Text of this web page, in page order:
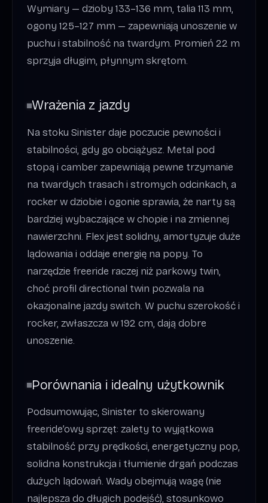
Wymiary — dzioby 133–136 mm, talia 113 mm,
ogony 125–127 mm — zapewniają unoszenie w
puchu i stabilność na twardym. Promień 22 m
sprzyja długim, płynnym skrętom.
Wrażenia z jazdy
Na stoku Sinister daje poczucie pewności i
stabilności, gdy go obciążysz. Metal pod
stopą i camber zapewniają pewne trzymanie
na twardych trasach i stromych odcinkach, a
rocker w dziobie i ogonie sprawia, że narty są
bardziej wybaczające w chopie i na zmiennej
nawierzchni. Flex jest solidny, amortyzuje duże
lądowania i oddaje energię na popy. To
narzędzie freeride raczej niż parkowy twin,
choć profil directional twin pozwala na
okazjonalne jazdy switch. W puchu szerokość i
rocker, zwłaszcza w 192 cm, dają dobre
unoszenie.
Porównania i idealny użytkownik
Podsumowując, Sinister to skierowany
freeride’owy sprzęt: zalety to wyjątkowa
stabilność przy prędkości, energetyczny pop,
solidna konstrukcja i tłumienie drgań podczas
dużych lądowań. Wady obejmują wagę (nie
najlepsza do długich podejść), stosunkowo